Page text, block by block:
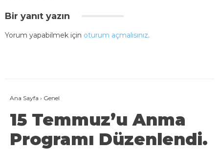
Bir yanıt yazın
Yorum yapabilmek için oturum açmalısınız.
Ana Sayfa › Genel
15 Temmuz’u Anma
Programı Düzenlendi.